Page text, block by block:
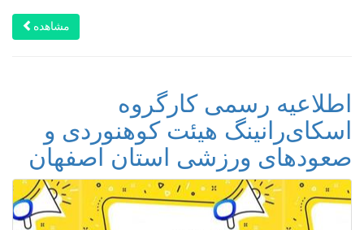
مشاهده
اطلاعیه رسمی کارگروه
اسکای‌رانینگ هیئت کوهنوردی و
صعودهای ورزشی استان اصفهان